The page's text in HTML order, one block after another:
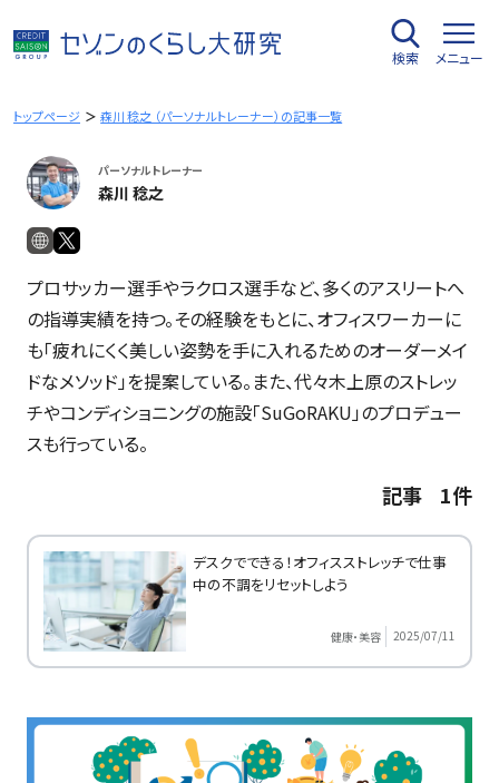
容
を
キ
検索 メニュー
トップページ 森川 稔之 （パーソナルトレーナー）の記事一覧
パーソナルトレーナー
森川 稔之
プロサッカー選手やラクロス選手など、多くのアスリートへ
の指導実績を持つ。その経験をもとに、オフィスワーカーに
も「疲れにくく美しい姿勢を手に入れるためのオーダーメイ
ドなメソッド」を提案している。また、代々木上原のストレッ
チやコンディショニングの施設「SuGoRAKU」のプロデュー
スも行っている。
記事 1件
デスクでできる！オフィスストレッチで仕事
中の不調をリセットしよう
健康・美容 2025/07/11